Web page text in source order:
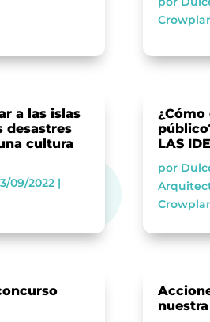
a las islas
desastres
cultura
09/2022 |
LAS
por